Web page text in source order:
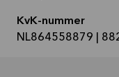
KvK-nummer
NL864558879 |